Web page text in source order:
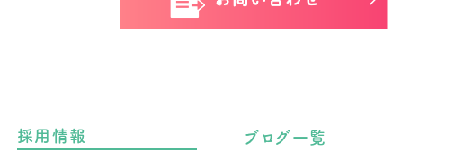
採用情報 ブログ一覧